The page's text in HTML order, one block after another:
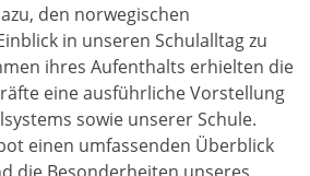
den norwegischen
in unseren Schulalltag zu
ihres Aufenthalts erhielten die
eine ausführliche Vorstellung
sowie unserer Schule.
einen umfassenden Überblick